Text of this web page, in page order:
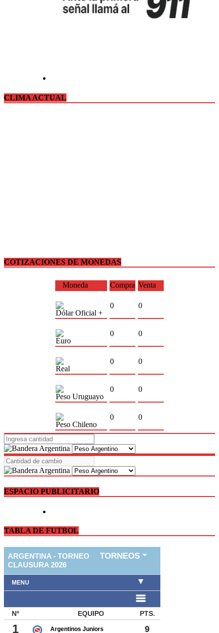
CLIMA ACTUAL
COTIZACIONES DE MONEDAS
Moneda Compra Venta
Dólar Oficial +
0 0
Euro
0 0
Real
0 0
Peso Uruguayo
0 0
Peso Chileno
0 0
ESPACIO PUBLICITARIO
TABLA DE FUTBOL